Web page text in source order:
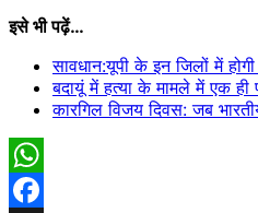
इसे भी पढ़ें…
सावधान:यूपी के इन​ जिलों में
बदायूं में हत्या के मामले में एक ही
कारगिल विजय दिवस: जब
WhatsApp